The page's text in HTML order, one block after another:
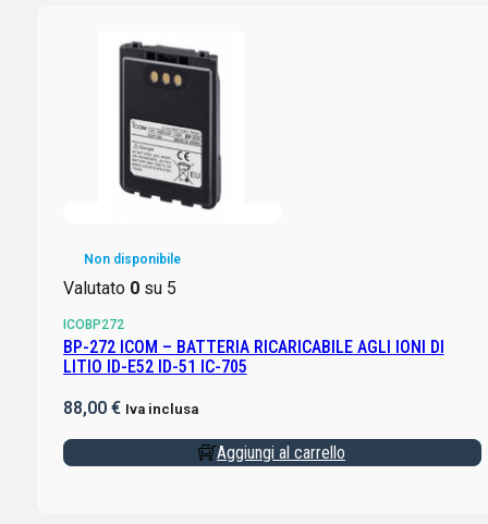
Non disponibile
Valutato 0su 5
ICOBP272
BP-272 ICOM – BATTERIA RICARICABILE AGLI IONI DI
LITIO ID-E52 ID-51 IC-705
88,00 € Iva inclusa
Aggiungi al carrello